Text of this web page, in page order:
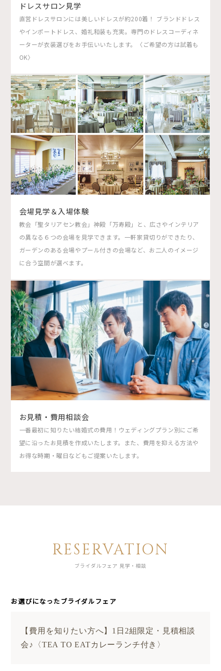
ドレスサロン見学
直営ドレスサロンには美しいドレスが約200着！ ブランドドレス
やインポートドレス、婚礼和装も充実。専門のドレスコーディネ
ーターが衣装選びをお手伝いいたします。〈ご希望の方は試着も
OK〉
会場見学＆入場体験
教会「聖タリアセン教会」神殿「万寿殿」と、広さやインテリア
の異なる６つの会場を見学できます。一軒家貸切りができたり、
ガーデンのある会場やプール付きの会場など、お二人のイメージ
に合う空間が選べます。
お見積・費用相談会
一番最初に知りたい結婚式の費用！ウェディングプラン別にご希
望に沿ったお見積を作成いたします。また、費用を抑える方法や
お得な時期・曜日などもご提案いたします。
RESERVATION
ブライダルフェア 見学・相談
お選びになったブライダルフェア
【費用を知りたい方へ】1日2組限定・見積相談
会♪〈TEA TO EATカレーランチ付き〉